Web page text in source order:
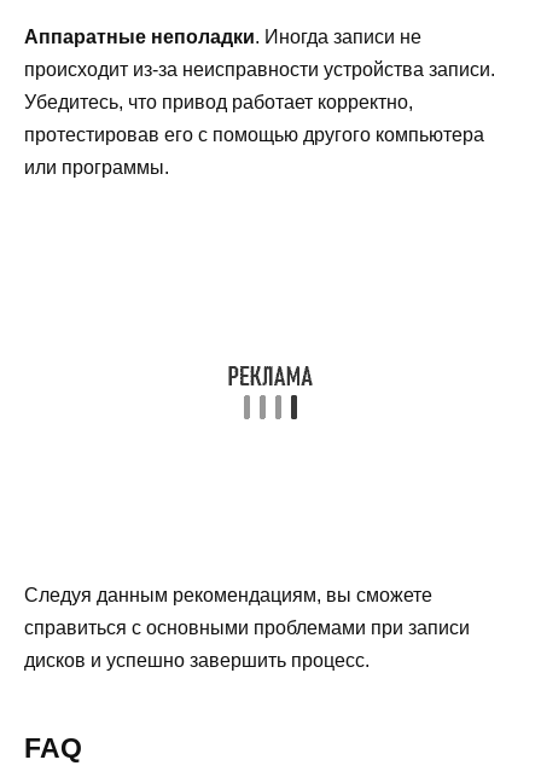
Аппаратные неполадки. Иногда записи не
происходит из-за неисправности устройства записи.
Убедитесь, что привод работает корректно,
протестировав его с помощью другого компьютера
или программы.
Следуя данным рекомендациям, вы сможете
справиться с основными проблемами при записи
дисков и успешно завершить процесс.
FAQ